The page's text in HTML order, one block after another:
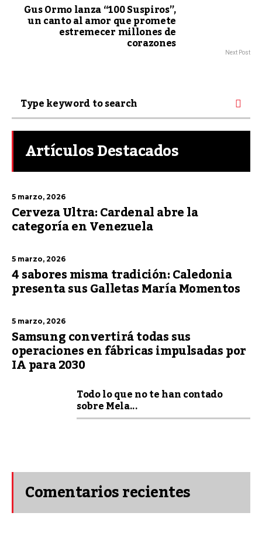
Gus Ormo lanza “100 Suspiros”,
un canto al amor que promete
estremecer millones de
corazones Next Post
Artículos Destacados
5 marzo, 2026
Cerveza Ultra: Cardenal abre la
categoría en Venezuela
5 marzo, 2026
4 sabores misma tradición: Caledonia
presenta sus Galletas María Momentos
5 marzo, 2026
Samsung convertirá todas sus
operaciones en fábricas impulsadas por
IA para 2030
Todo lo que no te han contado
sobre Mela...
Comentarios recientes